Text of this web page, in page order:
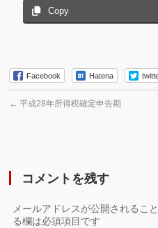
Copy
Facebook Hatena
← 平成28年所得税確定申告期
コメントを残す
メールアドレスが公開されるこ
る欄は必須項目です